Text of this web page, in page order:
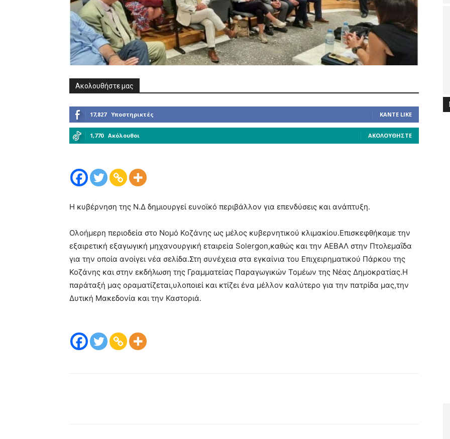
Ακολουθήστε μας
17,827 Υποστηρικτές ΚΆΝΤΕ LIKE
1,770 Ακόλουθοι ΑΚΟΛΟΥΘΉΣΤΕ
Η κυβέρνηση της Ν.Δ δημιουργεί ευνοϊκό περιβάλλον για επενδύσεις και ανάπτυξη.
Ολοήμερη περιοδεία στο Νομό Κοζάνης ως μέλος κυβερνητικού κλιμακίου.Επισκεφθήκαμε την
εξαιρετική εξαγωγική μηχανουργική εταιρεία Solergon,καθώς και την ΑΕΒΑΛ στην Πτολεμαΐδα
για την οποία ανοίγει νέα σελίδα.Στη συνέχεια στα εγκαίνια του Επιχειρηματικού Πάρκου της
Κοζάνης και στην εκδήλωση της Γραμματείας Παραγωγικών Τομέων της Νέας Δημοκρατίας.Η
παράταξή μας οραματίζεται,υλοποιεί και κτίζει ένα μέλλον καλύτερο για την πατρίδα μας,την
Δυτική Μακεδονία και την Καστοριά.